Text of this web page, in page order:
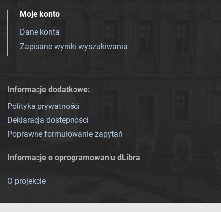
Moje konto
Dane konta
Zapisane wyniki wyszukiwania
Informacje dodatkowe:
Polityka prywatności
Deklaracja dostępności
Poprawne formułowanie zapytań
Informacje o oprogramowaniu dLibra
O projekcie